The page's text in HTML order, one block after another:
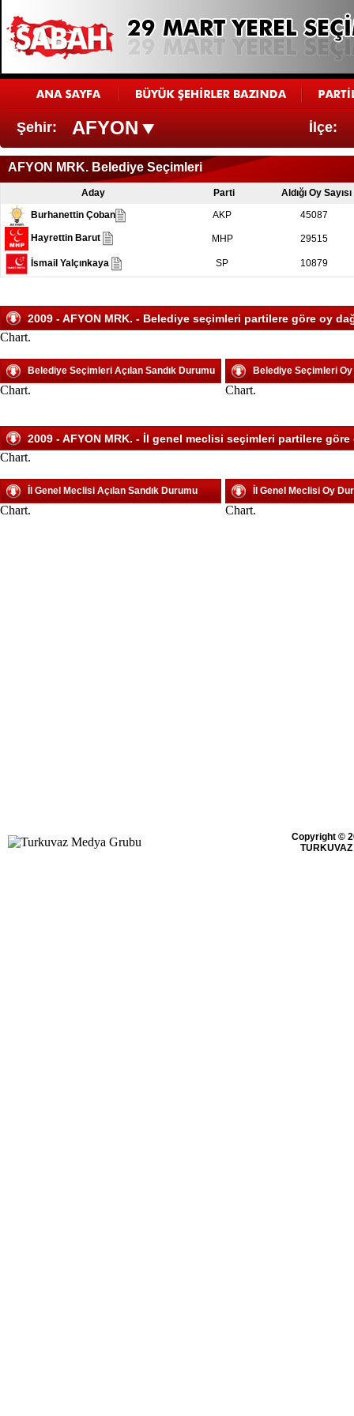
Şehir: AFYON İlçe:
AFYON MRK. Belediye Seçimleri
Aday Parti
Aldığı Oy Sayısı
Burhanettin Çoban
AKP 45087
Hayrettin Barut MHP 29515
İsmail Yalçınkaya SP 10879
2009 - AFYON MRK. - Belediye seçimleri partilere göre oy
Chart.
Belediye Seçimleri Açılan Sandık Durumu
Chart.
Belediye Seçimleri
Chart.
2009 - AFYON MRK. - İl genel meclisi seçimleri partilere göre
Chart.
İl Genel Meclisi Açılan Sandık Durumu
Chart.
İl Genel Meclisi Oy
Chart.
Copyright ©